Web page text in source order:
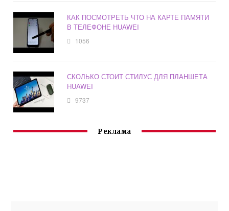
КАК ПОСМОТРЕТЬ ЧТО НА КАРТЕ ПАМЯТИ
В ТЕЛЕФОНЕ HUAWEI
1056
СКОЛЬКО СТОИТ СТИЛУС ДЛЯ ПЛАНШЕТА
HUAWEI
9737
Реклама